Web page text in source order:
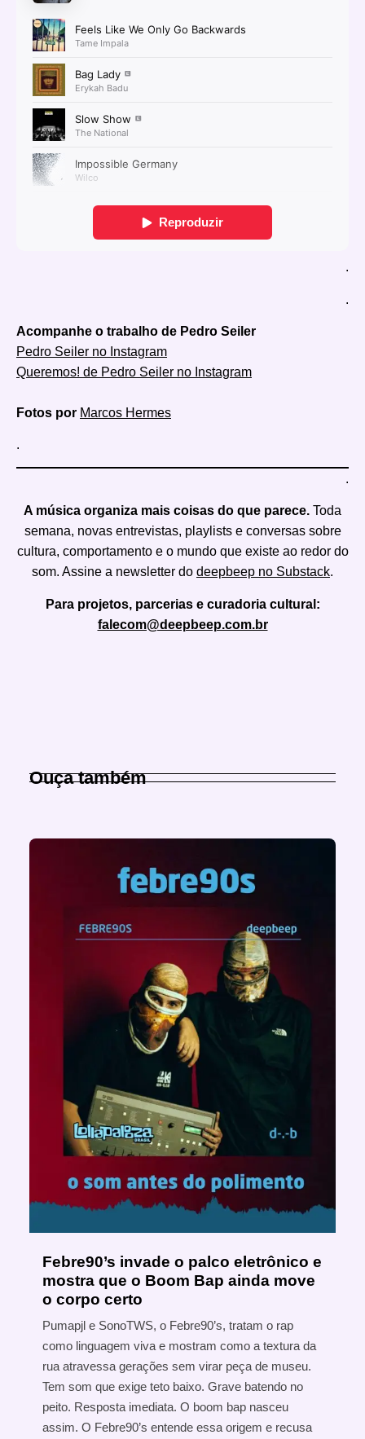
.
.
Acompanhe o trabalho de Pedro Seiler
Pedro Seiler no Instagram
Queremos! de Pedro Seiler no Instagram
Fotos por Marcos Hermes
.
.
A música organiza mais coisas do que parece. Toda
semana, novas entrevistas, playlists e conversas sobre
cultura, comportamento e o mundo que existe ao redor do
som. Assine a newsletter do deepbeep no Substack.
Para projetos, parcerias e curadoria cultural:
falecom@deepbeep.com.br
Ouça também
Febre90’s invade o palco eletrônico e
mostra que o Boom Bap ainda move
o corpo certo
Pumapjl e SonoTWS, o Febre90’s, tratam o rap
como linguagem viva e mostram como a textura da
rua atravessa gerações sem virar peça de museu.
Tem som que exige teto baixo. Grave batendo no
peito. Resposta imediata. O boom bap nasceu
assim. O Febre90’s entende essa origem e recusa